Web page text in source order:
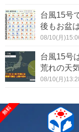
台風15号
後もお盆
08/10(月
台風15号
荒れの天
08/10(月